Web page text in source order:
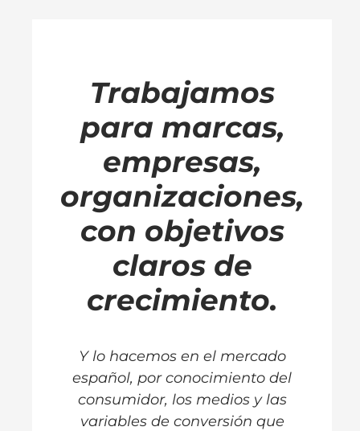
Trabajamos
para marcas,
empresas,
organizaciones,
con objetivos
claros de
crecimiento.
Y lo hacemos en el mercado
español, por conocimiento del
consumidor, los medios y las
variables de conversión que